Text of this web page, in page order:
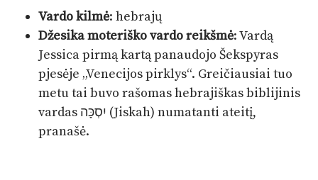
Vardo kilmė: hebrajų
Džesika moteriško vardo reikšmė: Vardą
Jessica pirmą kartą panaudojo Šekspyras
pjesėje „Venecijos pirklys“. Greičiausiai tuo
metu tai buvo rašomas hebrajiškas biblijinis
vardas יִסְכָּה (Jiskah) numatanti ateitį,
pranašė.